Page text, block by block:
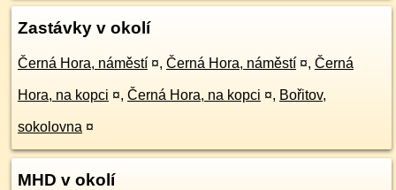
Zastávky v okolí
Černá Hora, náměstí ¤, Černá Hora, náměstí ¤, Černá
Hora, na kopci ¤, Černá Hora, na kopci ¤, Bořitov,
sokolovna ¤
MHD v okolí